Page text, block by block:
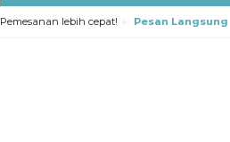
Pemesanan lebih cepat! Pesan Langsung